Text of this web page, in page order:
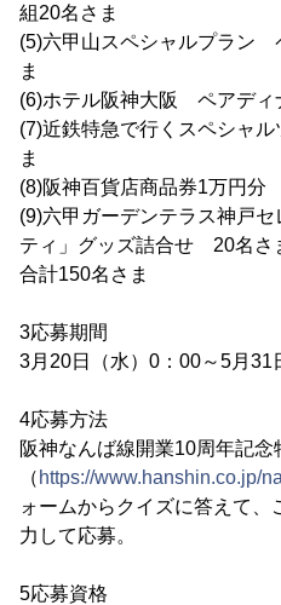
組20名さま
(5)六甲山スペシャルプラン
ま
(6)ホテル阪神大阪 ペアデ
(7)近鉄特急で行くスペシャ
ま
(8)阪神百貨店商品券1万円分
(9)六甲ガーデンテラス神戸
ティ」グッズ詰合せ 20名さ
合計150名さま
3応募期間
3月20日（水）0：00～5月31
4応募方法
阪神なんば線開業10周年記念
（ https://www.hanshin.co.jp/
ォームからクイズに答えて、
力して応募。
5応募資格